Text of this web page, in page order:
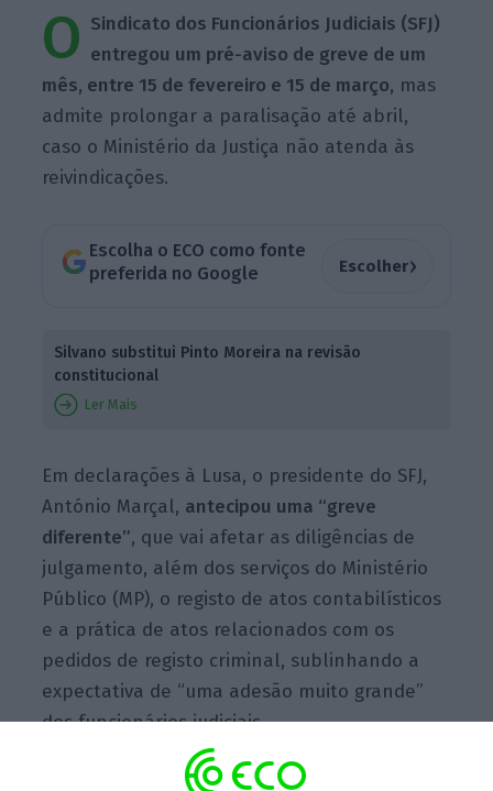
O Sindicato dos Funcionários Judiciais (SFJ)
entregou um pré-aviso de greve de um
mês, entre 15 de fevereiro e 15 de março, mas
admite prolongar a paralisação até abril,
caso o Ministério da Justiça não atenda às
reivindicações.
Escolha o ECO como fonte
preferida no Google
Escolher›
Silvano substitui Pinto Moreira na revisão
constitucional
Ler Mais
Em declarações à Lusa, o presidente do SFJ,
António Marçal, antecipou uma “greve
diferente”, que vai afetar as diligências de
julgamento, além dos serviços do Ministério
Público (MP), o registo de atos contabilísticos
e a prática de atos relacionados com os
pedidos de registo criminal, sublinhando a
expectativa de “uma adesão muito grande”
dos funcionários judiciais.